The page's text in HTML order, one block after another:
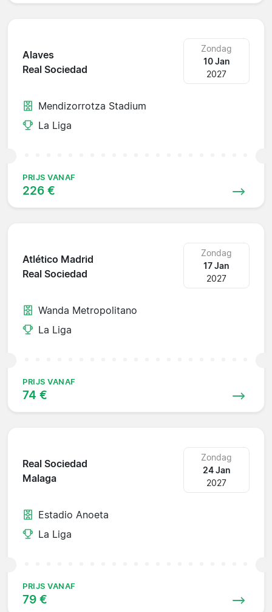
Alaves
Real Sociedad
Zondag
10 Jan
2027
Mendizorrotza Stadium
La Liga
PRIJS VANAF
226 €
Atlético Madrid
Real Sociedad
Zondag
17 Jan
2027
Wanda Metropolitano
La Liga
PRIJS VANAF
74 €
Real Sociedad
Malaga
Zondag
24 Jan
2027
Estadio Anoeta
La Liga
PRIJS VANAF
79 €